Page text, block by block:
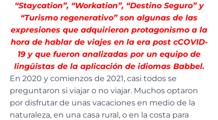
“Staycation”, “Workation”, “Destino Seguro” y
“Turismo regenerativo” son algunas de las
expresiones que adquirieron protagonismo a la
hora de hablar de viajes en la era post cCOVID-
19 y que fueron analizadas por un equipo de
lingüistas de la aplicación de idiomas Babbel.
En 2020 y comienzos de 2021, casi todos se
preguntaron si viajar o no viajar. Muchos optaron
por disfrutar de unas vacaciones en medio de la
naturaleza, en una casa rural, o en la costa para